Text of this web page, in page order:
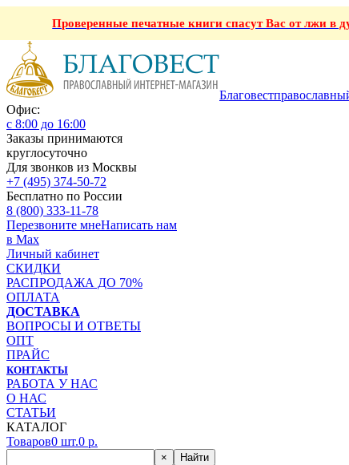
Проверенные печатные книги спасут Вас от лжи в
Благовест
Офис:
с 8:00 до 16:00
Заказы принимаются
круглосуточно
Для звонков из Москвы
+7 (495) 374-50-72
Бесплатно по России
8 (800) 333-11-78
Перезвоните мнеНаписать нам
в Max
Личный кабинет
СКИДКИ
РАСПРОДАЖА ДО 70%
ОПЛАТА
ДОСТАВКА
ВОПРОСЫ И ОТВЕТЫ
ОПТ
ПРАЙС
КОНТАКТЫ
РАБОТА У НАС
О НАС
СТАТЬИ
КАТАЛОГ
Товаров0 шт.0 р.
× Найти